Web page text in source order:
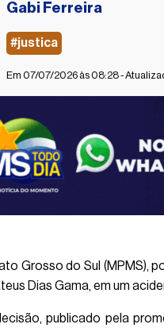
Gabi Ferreira
#justica
Em 07/07/2026 às 08:28 -
Grosso do Sul (MPMS),
Dias Gama, em um
publicado pela